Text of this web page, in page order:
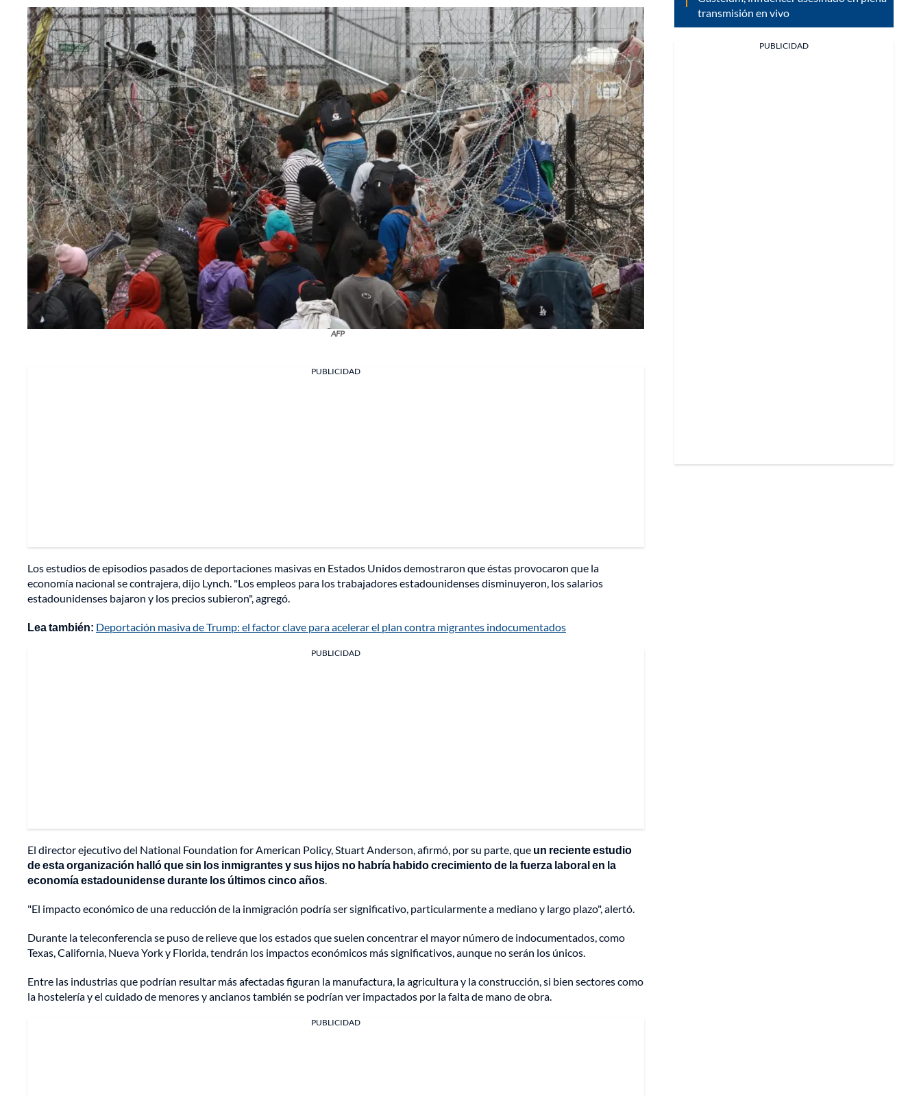
AFP
PUBLICIDAD
Los estudios de episodios pasados de deportaciones masivas en Estados Unidos demostraron que éstas provocaron que la
economía nacional se contrajera, dijo Lynch. "Los empleos para los trabajadores estadounidenses disminuyeron, los salarios
estadounidenses bajaron y los precios subieron", agregó.
Lea también: Deportación masiva de Trump: el factor clave para acelerar el plan contra migrantes indocumentados
PUBLICIDAD
El director ejecutivo del National Foundation for American Policy, Stuart Anderson, afirmó, por su parte, que un reciente estudio
de esta organización halló que sin los inmigrantes y sus hijos no habría habido crecimiento de la fuerza laboral en la
economía estadounidense durante los últimos cinco años.
"El impacto económico de una reducción de la inmigración podría ser significativo, particularmente a mediano y largo plazo", alertó.
Durante la teleconferencia se puso de relieve que los estados que suelen concentrar el mayor número de indocumentados, como
Texas, California, Nueva York y Florida, tendrán los impactos económicos más significativos, aunque no serán los únicos.
Entre las industrias que podrían resultar más afectadas figuran la manufactura, la agricultura y la construcción, si bien sectores como
la hostelería y el cuidado de menores y ancianos también se podrían ver impactados por la falta de mano de obra.
PUBLICIDAD
transmisión en vivo
PUBLICIDAD